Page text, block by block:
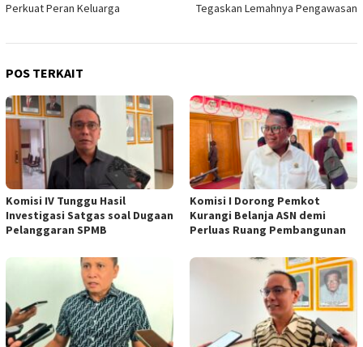
Perkuat Peran Keluarga
Tegaskan Lemahnya Pengawasan
POS TERKAIT
Komisi IV Tunggu Hasil
Investigasi Satgas soal Dugaan
Pelanggaran SPMB
Komisi I Dorong Pemkot
Kurangi Belanja ASN demi
Perluas Ruang Pembangunan